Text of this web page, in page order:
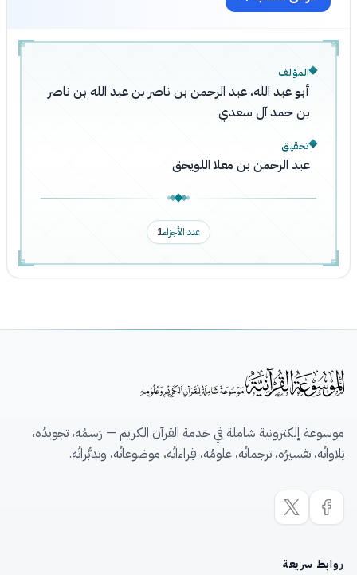
المؤلف
أبو عبد الله، عبد الرحمن بن ناصر بن عبد الله بن ناصر
بن حمد آل سعدي
تحقيق
عبد الرحمن بن معلا اللويحق
عدد الأجزاء1
موسوعة إلكترونية شاملة في خدمة القرآن الكريم — رَسمُه، تجويدُه،
تِلاواتُه، تفسيرُه، ترجماتُه، علومُه، قِراءاتُه، موضوعاتُه، وتدبُّراتُه.
روابط سريعة